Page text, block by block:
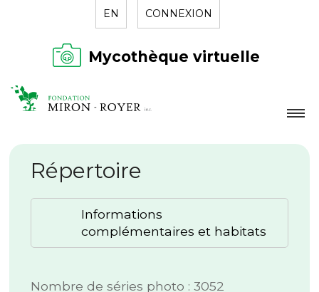
EN CONNEXION
Mycothèque virtuelle
LA FONDATION
NOUVELLES
RÉPERTOIRE
Répertoire
Informations
complémentaires et habitats
Nombre de séries photo : 3052